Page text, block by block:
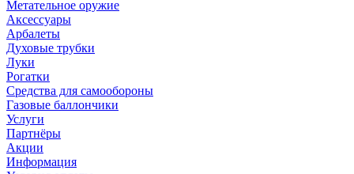
Метательное оружие
Аксессуары
Арбалеты
Духовые трубки
Луки
Рогатки
Средства для самообороны
Газовые баллончики
Услуги
Партнёры
Акции
Информация